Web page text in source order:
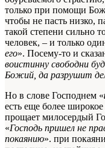
только при помощи
чтобы не пасть низко,
такой степени сильно
человек, – и только
его». Посему-то и
воистинну свободни
Божий, да разрушит
Но в слове Господнем «
есть еще более
прощает милосердый
«Господь пришел не
покаянию». при